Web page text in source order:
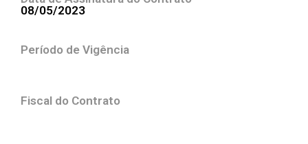
08/05/2023
Período de Vigência
Fiscal do Contrato